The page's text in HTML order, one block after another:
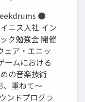
●
ニス⼊社 イン
ク勉強会 開催
ア・エニッ
ームにおける
の⾳楽技術
、重ねて〜
ンドプログラ